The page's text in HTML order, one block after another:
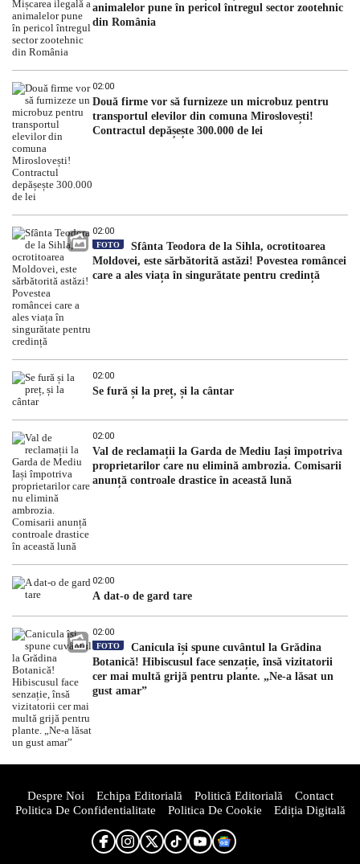
animalelor pune în pericol întregul sector zootehnic
din România
02:00
Două firme vor să furnizeze un microbuz pentru
transportul elevilor din comuna Miroslovești!
Contractul depășește 300.000 de lei
02:00
FOTO
Sfânta Teodora de la Sihla, ocrotitoarea
Moldovei, este sărbătorită astăzi! Povestea româncei
care a ales viața în singurătate pentru credință
02:00
Se fură și la preț, și la cântar
02:00
Val de reclamații la Garda de Mediu Iași împotriva
proprietarilor care nu elimină ambrozia. Comisarii
anunță controale drastice în această lună
02:00
A dat-o de gard tare
02:00
FOTO
Canicula își spune cuvântul la Grădina
Botanică! Hibiscusul face senzație, însă vizitatorii
cer mai multă grijă pentru plante. „Ne-a lăsat un
gust amar”
Despre Noi Echipa Editorială Politică Editorială
Contact
Politica De Confidentialitate
Politica De Cookie Ediția Digitală